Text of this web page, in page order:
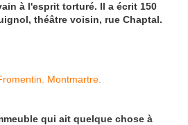
à l'esprit torturé. Il a écrit 150
théâtre voisin, rue Chaptal.
qui ait quelque chose à